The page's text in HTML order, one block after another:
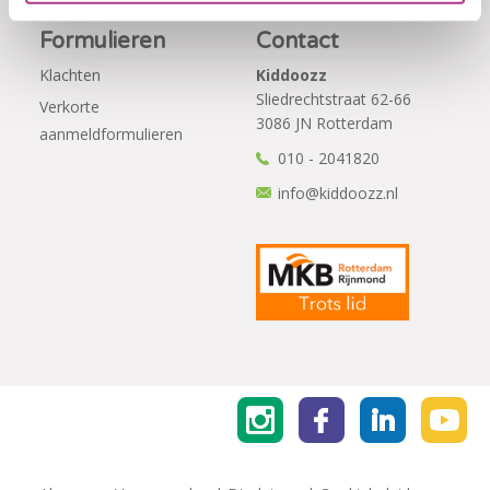
Formulieren
Klachten
Verkorte
aanmeldformulieren
Contact
Kiddoozz
Sliedrechtstraat 62-66
3086 JN Rotterdam
010 - 2041820
info@kiddoozz.nl